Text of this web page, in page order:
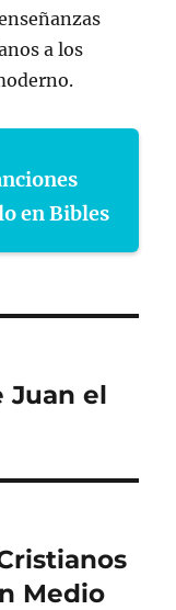
a los
en Bibles
Juan el
Medio